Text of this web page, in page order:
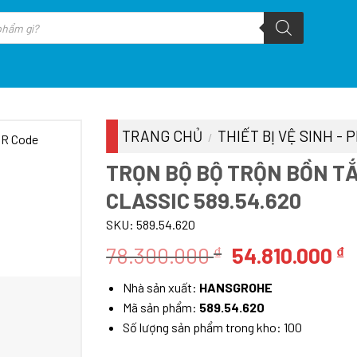
TRANG CHỦ / THIẾT BỊ VỆ SINH -
TRỌN BỘ BỘ TRỘN BỒN
CLASSIC 589.54.620
SKU: 589.54.620
78.300.000₫ Giá
là:
78.300.000 ₫.
54.810.000 ₫
Nhà sản xuất: HANSGROHE
Mã sản phẩm: 589.54.620
Số lượng sản phẩm trong kho: 100